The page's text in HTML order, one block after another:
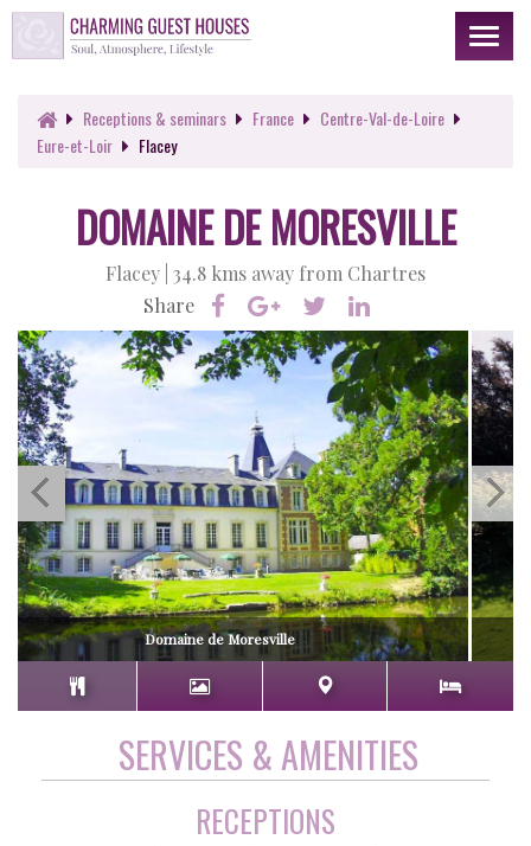
Toggle
Receptions& seminars France
Centre-Val-de-Loire
Eure-et-Loir
Flacey
DOMAINE DE MORESVILLE
Flacey | 34.8 kms away from Chartres
Share
Domaine de Moresville
SERVICES & AMENITIES
RECEPTIONS